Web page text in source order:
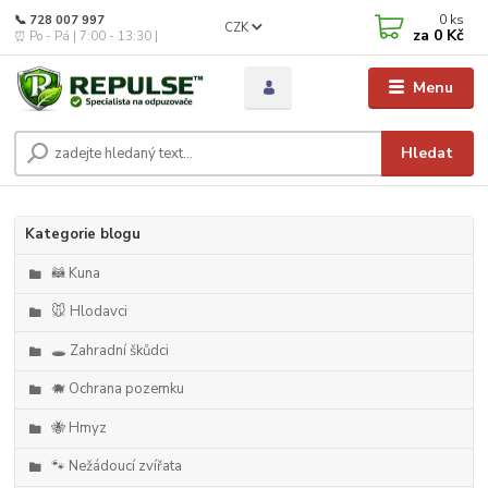
Menu
CZK
Hledat
📞 728 007 997
⏰ Po - Pá | 7:00 - 13:30 |
0 ks
za 0 Kč
Kategorie blogu
🦝 Kuna
🐭 Hlodavci
🕳️ Zahradní škůdci
🐗 Ochrana pozemku
🐝 Hmyz
🐾 Nežádoucí zvířata